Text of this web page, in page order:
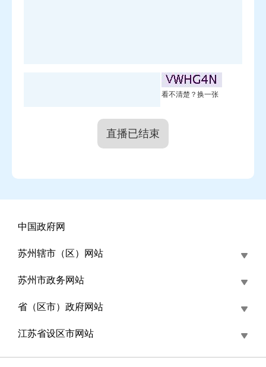
制；补贴再优化，开户缴存即享100元补贴，还有
30%的利息补贴，账户年化收益达1.95%；贷款再升
误；体验再提升，推出微信、支付宝小程序，实
人，四项指标都是全国试点城市第一。
主持人：近年来，住房公积金政策利好频出，其
介绍一下吗？
何静清： 正如此前中央城市工作会议指出的
——"人民城市人民建，人民城市为人民"，公积金作
看不清楚？换一张
直播已结束
中国政府网
苏州辖市（区）网站
苏州市政务网站
省（区市）政府网站
江苏省设区市网站